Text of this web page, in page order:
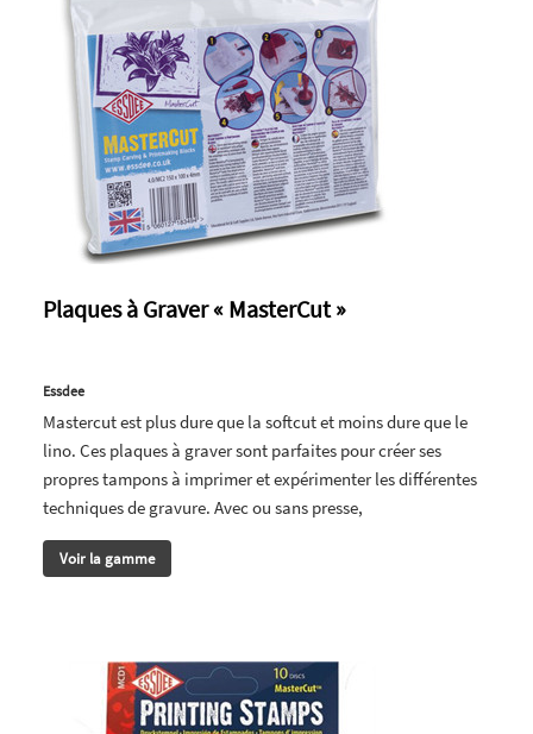
Plaques à Graver « MasterCut »
Essdee
Mastercut est plus dure que la softcut et moins dure que le
lino. Ces plaques à graver sont parfaites pour créer ses
propres tampons à imprimer et expérimenter les différentes
techniques de gravure. Avec ou sans presse,
Voir la gamme